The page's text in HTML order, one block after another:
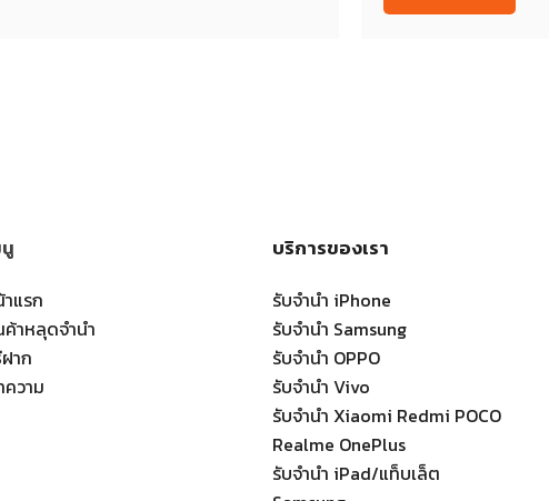
แรก
าหลุดจำนำ
าก
วาม
บริการของเรา
รับจำนำ iPhone
รับจำนำ Samsung
รับจำนำ OPPO
รับจำนำ Vivo
รับจำนำ Xiaomi Redmi POCO
Realme OnePlus
รับจำนำ iPad/แท็บเล็ต